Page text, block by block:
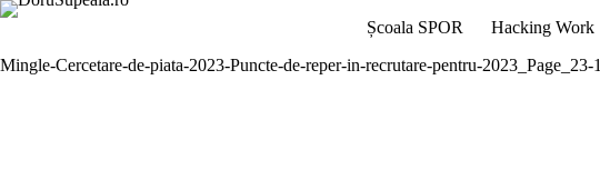
Sari
Școala SPOR Hacking Work
Mingle-Cercetare-de-piata-2023-Puncte-de-reper-in-recrutare-pentru-2023_Page_23-1